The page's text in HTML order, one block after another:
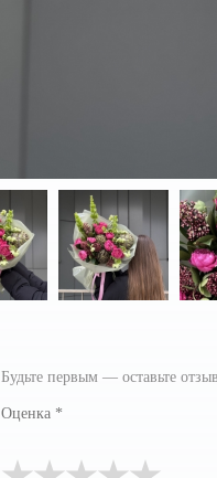
Будьте первым — оставьте
Оценка *